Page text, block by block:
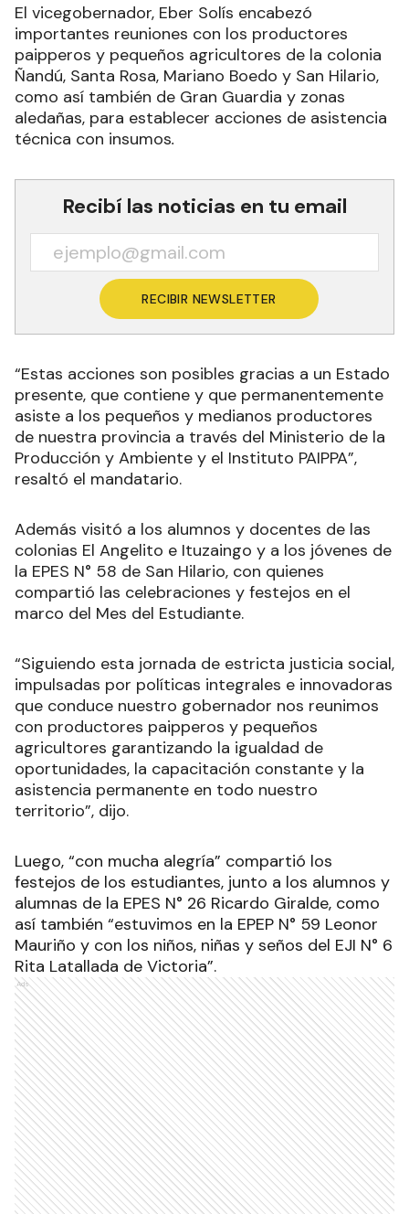
El vicegobernador, Eber Solís encabezó
importantes reuniones con los productores
paipperos y pequeños agricultores de la colonia
Ñandú, Santa Rosa, Mariano Boedo y San Hilario,
como así también de Gran Guardia y zonas
aledañas, para establecer acciones de asistencia
técnica con insumos.
Recibí las noticias en tu email
RECIBIR NEWSLETTER
“Estas acciones son posibles gracias a un Estado
presente, que contiene y que permanentemente
asiste a los pequeños y medianos productores
de nuestra provincia a través del Ministerio de la
Producción y Ambiente y el Instituto PAIPPA”,
resaltó el mandatario.
Además visitó a los alumnos y docentes de las
colonias El Angelito e Ituzaingo y a los jóvenes de
la EPES N° 58 de San Hilario, con quienes
compartió las celebraciones y festejos en el
marco del Mes del Estudiante.
“Siguiendo esta jornada de estricta justicia social,
impulsadas por políticas integrales e innovadoras
que conduce nuestro gobernador nos reunimos
con productores paipperos y pequeños
agricultores garantizando la igualdad de
oportunidades, la capacitación constante y la
asistencia permanente en todo nuestro
territorio”, dijo.
Luego, “con mucha alegría” compartió los
festejos de los estudiantes, junto a los alumnos y
alumnas de la EPES N° 26 Ricardo Giralde, como
así también “estuvimos en la EPEP N° 59 Leonor
Mauriño y con los niños, niñas y seños del EJI N° 6
Rita Latallada de Victoria”.
Ads